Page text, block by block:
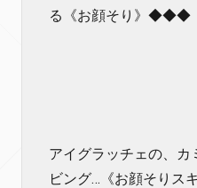
る《お顔そり》◆◆◆
アイグラッチェの、カ
ビング…《お顔そりス